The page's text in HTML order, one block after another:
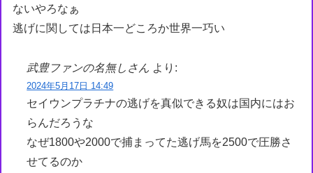
ないやろなぁ
逃げに関しては日本一どころか世界一巧い
武豊ファンの名無しさん より:
2024年5月17日 14:49
セイウンプラチナの逃げを真似できる奴は国内にはお
らんだろうな
なぜ1800や2000で捕まってた逃げ馬を2500で圧勝さ
せてるのか